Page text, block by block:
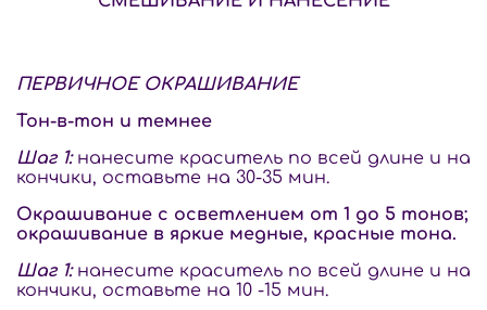
ПЕРВИЧНОЕ ОКРАШИВАНИЕ
Тон-в-тон и темнее
Шаг 1:нанесите краситель по всей длине и на
кончики, оставьте на 30-35 мин.
Окрашивание с осветлением от 1 до 5 тонов;
окрашивание в яркие медные, красные тона.
Шаг 1:нанесите краситель по всей длине и на
кончики, оставьте на 10 -15 мин.